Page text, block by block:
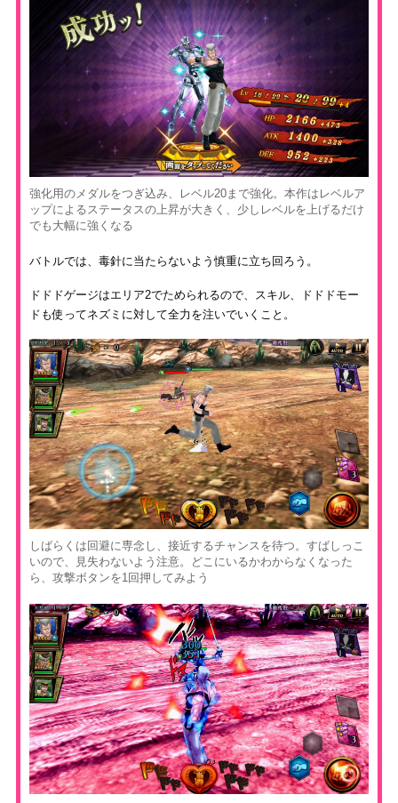
強化用のメダルをつぎ込み、レベル20まで強化。本作はレベルア
ップによるステータスの上昇が大きく、少しレベルを上げるだけ
でも大幅に強くなる
バトルでは、毒針に当たらないよう慎重に立ち回ろう。
ドドドゲージはエリア2でためられるので、スキル、ドドドモー
ドも使ってネズミに対して全力を注いでいくこと。
しばらくは回避に専念し、接近するチャンスを待つ。すばしっこ
いので、見失わないよう注意。どこにいるかわからなくなった
ら、攻撃ボタンを1回押してみよう